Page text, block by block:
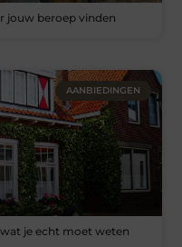
jouw beroep vinden
AANBIEDINGEN
je echt moet weten